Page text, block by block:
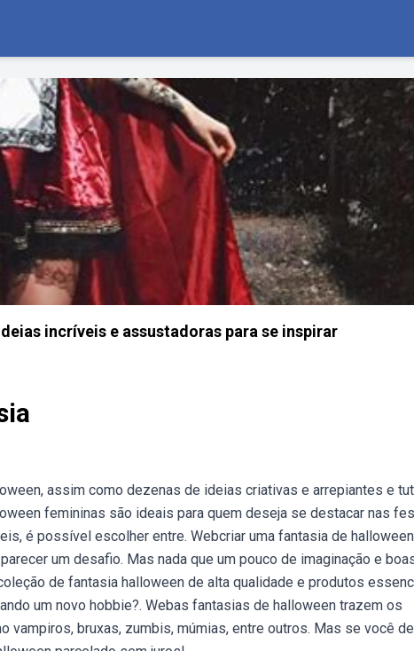
incríveis e assustadoras para se inspirar
assim como dezenas de ideias criativas e arrepiantes e
femininas são ideais para quem deseja se destacar nas
é possível escolher entre. Webcriar uma fantasia de
um desafio. Mas nada que um pouco de imaginação e
de fantasia halloween de alta qualidade e produtos
um novo hobbie?. Webas fantasias de halloween trazem os
vampiros, bruxas, zumbis, múmias, entre outros. Mas se você